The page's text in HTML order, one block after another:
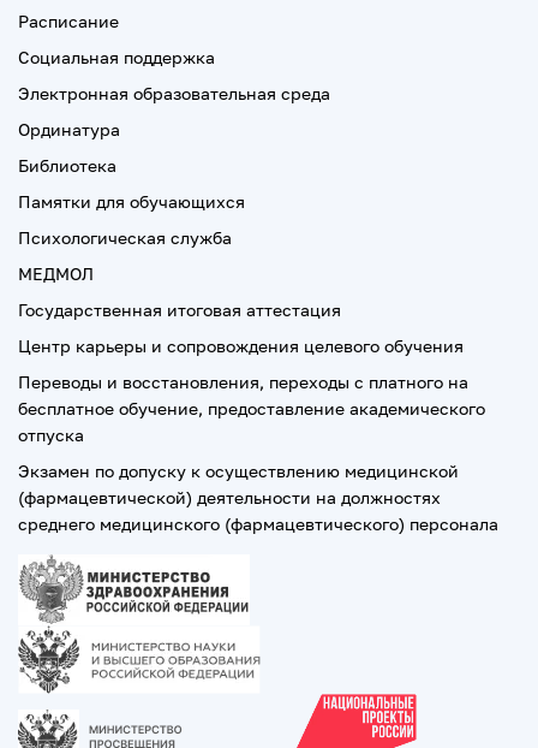
Расписание
Социальная поддержка
Электронная образовательная среда
Ординатура
Библиотека
Памятки для обучающихся
Психологическая служба
МЕДМОЛ
Государственная итоговая аттестация
Центр карьеры и сопровождения целевого обучения
Переводы и восстановления, переходы с платного на
бесплатное обучение, предоставление академического
отпуска
Экзамен по допуску к осуществлению медицинской
(фармацевтической) деятельности на должностях
среднего медицинского (фармацевтического) персонала